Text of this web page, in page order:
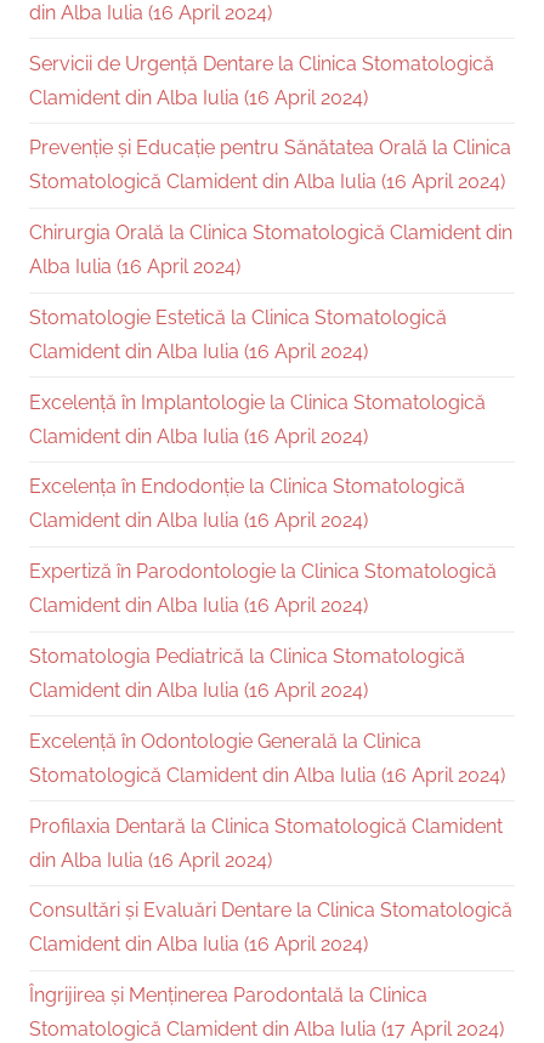
din Alba Iulia (16 April 2024)
Servicii de Urgență Dentare la Clinica Stomatologică
Clamident din Alba Iulia (16 April 2024)
Prevenție și Educație pentru Sănătatea Orală la Clinica
Stomatologică Clamident din Alba Iulia (16 April 2024)
Chirurgia Orală la Clinica Stomatologică Clamident din
Alba Iulia (16 April 2024)
Stomatologie Estetică la Clinica Stomatologică
Clamident din Alba Iulia (16 April 2024)
Excelență în Implantologie la Clinica Stomatologică
Clamident din Alba Iulia (16 April 2024)
Excelența în Endodonție la Clinica Stomatologică
Clamident din Alba Iulia (16 April 2024)
Expertiză în Parodontologie la Clinica Stomatologică
Clamident din Alba Iulia (16 April 2024)
Stomatologia Pediatrică la Clinica Stomatologică
Clamident din Alba Iulia (16 April 2024)
Excelență în Odontologie Generală la Clinica
Stomatologică Clamident din Alba Iulia (16 April 2024)
Profilaxia Dentară la Clinica Stomatologică Clamident
din Alba Iulia (16 April 2024)
Consultări și Evaluări Dentare la Clinica Stomatologică
Clamident din Alba Iulia (16 April 2024)
Îngrijirea și Menținerea Parodontală la Clinica
Stomatologică Clamident din Alba Iulia (17 April 2024)